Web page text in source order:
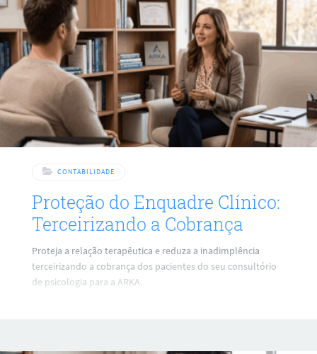
CONTABILIDADE
Proteção do Enquadre Clínico:
Terceirizando a Cobrança
Proteja a relação terapêutica e reduza a inadimplência
terceirizando a cobrança dos pacientes do seu consultório
de psicologia para a ARKA.